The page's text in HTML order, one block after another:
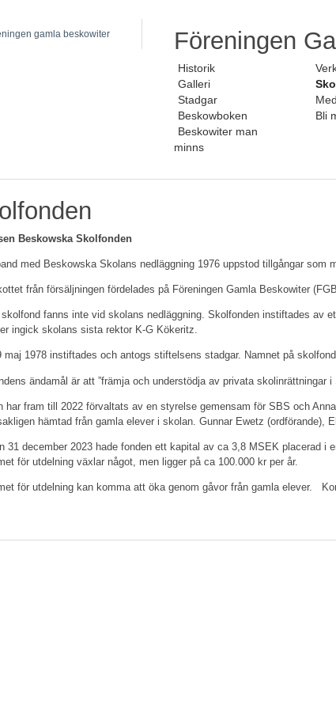
Föreningen
Historik
Galleri
Stadgar
Beskowboken
Bli
Beskowiter man
minns
Beskowska Skolfonden
med Beskowska Skolans nedläggning 1976 uppstod tillgångar
från försäljningen fördelades på Föreningen Gamla Beskowiter
skolfond fanns inte vid skolans nedläggning. Skolfonden instiftades av
ingick skolans sista rektor K-G Kökeritz.
maj 1978 instiftades och antogs stiftelsens stadgar. Namnet på
ändamål är att ”främja och understödja av privata skolinrättningar
har fram till 2022 förvaltats av en styrelse gemensam för SBS och
hämtad från gamla elever i skolan. Gunnar Ewetz (ordförande),
31 december 2023 hade fonden ett kapital av ca 3,8 MSEK placerad
för utdelning växlar något, men ligger på ca 100.000 kr per år.
för utdelning kan komma att öka genom gåvor från gamla elever.